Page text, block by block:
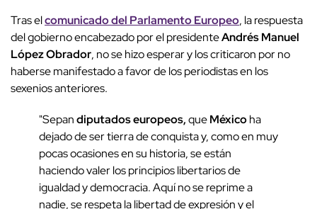
Tras elcomunicado del Parlamento Europeo, la respuesta
del gobierno encabezado por el presidenteAndrés Manuel
López Obrador, no se hizo esperar y los criticaron por no
haberse manifestado a favor de los periodistas en los
sexenios anteriores.
"Sepandiputados europeos,queMéxicoha
dejado de ser tierra de conquista y, como en muy
pocas ocasiones en su historia, se están
haciendo valer los principios libertarios de
igualdad y democracia. Aquí no se reprime a
nadie, se respeta la libertad de expresión y el